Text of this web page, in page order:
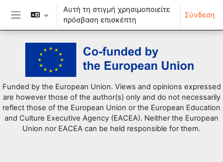
Μετάβαση στο κεντρικό περιεχόμενο
Funded by the European Union. Views and opinions expressed
are however those of the author(s) only and do not necessarily
reflect those of the European Union or the European Education
and Culture Executive Agency (EACEA). Neither the European
Union nor EACEA can be held responsible for them.
Πλευρικός πίνακας
Αυτή τη στιγμή χρησιμοποιείτε
πρόσβαση επισκέπτη
Σύνδεση